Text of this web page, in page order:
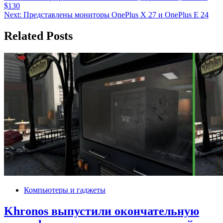
по
$130
Next: Представлены мониторы OnePlus X 27 и OnePlus E 24
Related Posts
Компьютеры и гаджеты
Khronos выпустили окончательную